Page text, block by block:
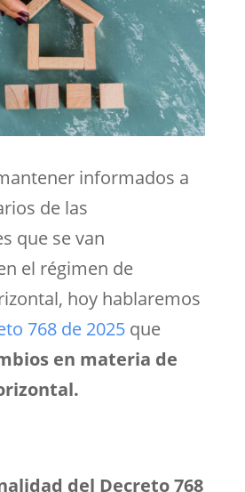
informados a
de las
que se van
el régimen de
hoy hablaremos
768 de 2025que
en materia de
del Decreto 768